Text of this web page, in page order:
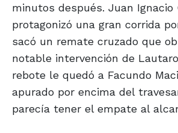
minutos después. Juan
protagonizó una gran corrida
sacó un remate cruzado que
notable intervención de
rebote le quedó a Facundo
apurado por encima del
parecía tener el empate al